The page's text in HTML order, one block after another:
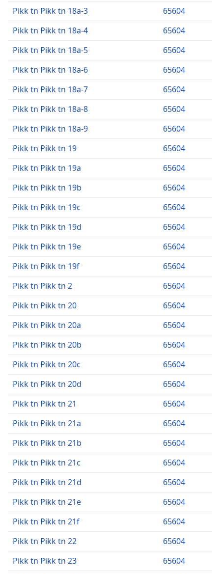
Pikk tn Pikk tn 18a-3
65604
Pikk tn Pikk tn 18a-4
65604
Pikk tn Pikk tn 18a-5
65604
Pikk tn Pikk tn 18a-6
65604
Pikk tn Pikk tn 18a-7
65604
Pikk tn Pikk tn 18a-8
65604
Pikk tn Pikk tn 18a-9
65604
Pikk tn Pikk tn 19
65604
Pikk tn Pikk tn 19a
65604
Pikk tn Pikk tn 19b
65604
Pikk tn Pikk tn 19c
65604
Pikk tn Pikk tn 19d
65604
Pikk tn Pikk tn 19e
65604
Pikk tn Pikk tn 19f
65604
Pikk tn Pikk tn 2
65604
Pikk tn Pikk tn 20
65604
Pikk tn Pikk tn 20a
65604
Pikk tn Pikk tn 20b
65604
Pikk tn Pikk tn 20c
65604
Pikk tn Pikk tn 20d
65604
Pikk tn Pikk tn 21
65604
Pikk tn Pikk tn 21a
65604
Pikk tn Pikk tn 21b
65604
Pikk tn Pikk tn 21c
65604
Pikk tn Pikk tn 21d
65604
Pikk tn Pikk tn 21e
65604
Pikk tn Pikk tn 21f
65604
Pikk tn Pikk tn 22
65604
Pikk tn Pikk tn 23
65604